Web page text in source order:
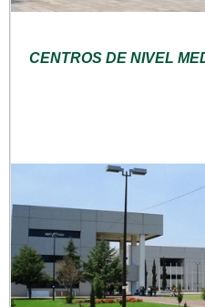
CENTROS DE NIVEL